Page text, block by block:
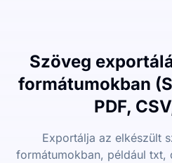
Szöveg
formátumokban
PDF,
Exportálja az elkészült
formátumokban, például